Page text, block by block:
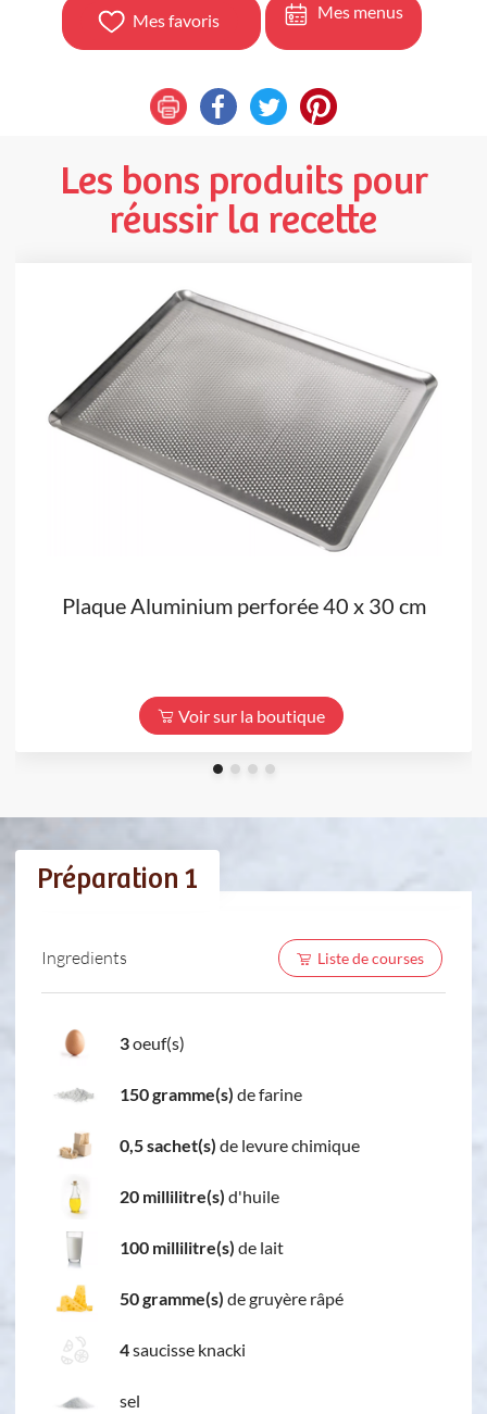
Mes favoris Mes menus
Les bons produits pour
réussir la recette
Plaque Aluminium perforée 40 x 30 cm
Voir sur la boutique
Préparation 1
Ingredients Liste de courses
3oeuf(s)
150 gramme(s) de farine
0,5 sachet(s) de levure chimique
20 millilitre(s) d'huile
100 millilitre(s) de lait
50 gramme(s) de gruyère râpé
4saucisse knacki
sel